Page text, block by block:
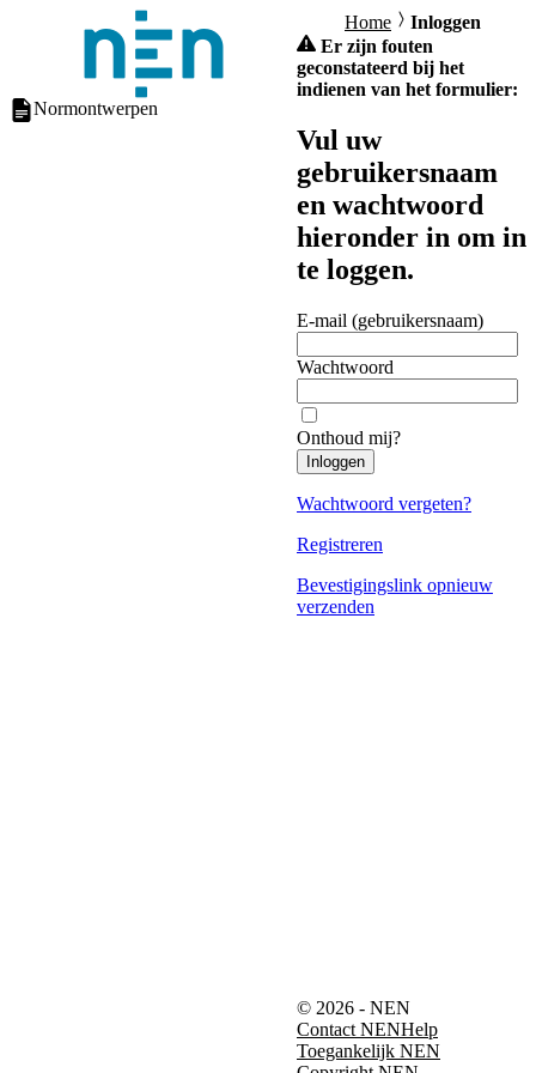
Normontwerpen
Home
Inloggen
Er zijn fouten
geconstateerd bij het
indienen van het formulier:
Vul uw
gebruikersnaam
en wachtwoord
hieronder in om in
te loggen.
E-mail (gebruikersnaam)
Wachtwoord
Onthoud mij?
Inloggen
Wachtwoord vergeten?
Registreren
Bevestigingslink opnieuw
verzenden
© 2026 - NEN
Contact NENHelp
Toegankelijk NEN